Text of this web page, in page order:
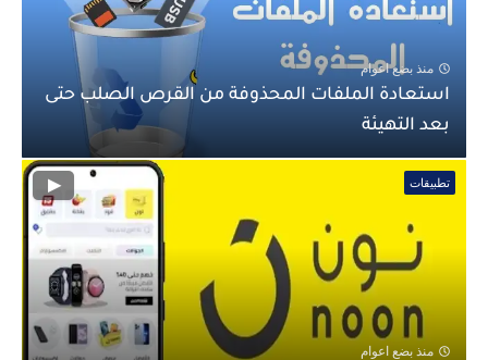
منذ بضع اعوام
استعادة الملفات المحذوفة من القرص الصلب حتى
بعد التهيئة
تطبيقات
منذ بضع اعوام